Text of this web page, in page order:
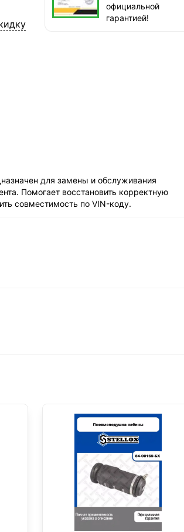
наб. Бережковская, д. 20, стр. 19
официальной
гарантией!
для замены и обслуживания
Помогает восстановить корректную
совместимость по VIN-коду.